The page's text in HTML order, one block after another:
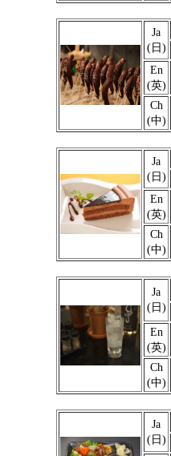
Ja
(日)
En
(英)
Ch
(中)
Ja
(日)
En
(英)
Ch
(中)
Ja
(日)
En
(英)
Ch
(中)
Ja
(日)